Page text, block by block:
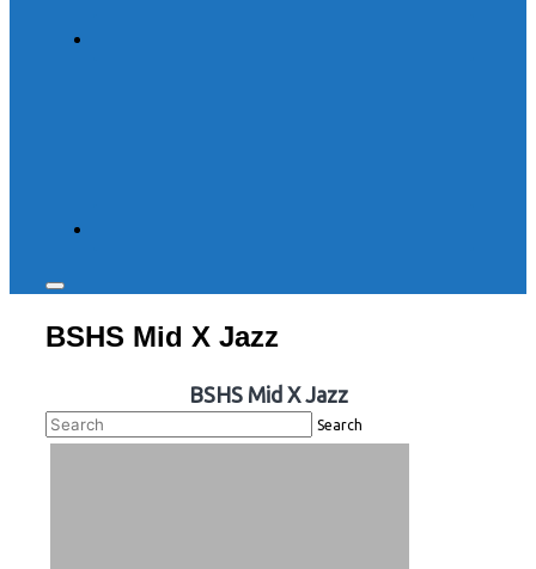
Toggle
&
navigation
BSHS Mid X Jazz
BSHS Mid X Jazz
Search